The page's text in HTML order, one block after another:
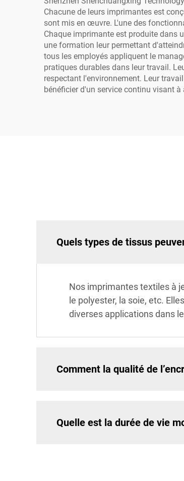
Chacune de leurs imprimantes est
sont mis en œuvre. L'une des
Chaque imprimante est produite dans
une formation leur permettant
tous les employés appliquent le
pratiques durables dans leur travail.
respectant l'environnement. Leur
bénéficier d'un service continu visant
Quels types de tissus
Nos imprimantes textiles à
le polyester, la soie, etc.
diverses applications dans
Comment la qualité de
Quelle est la durée de vie